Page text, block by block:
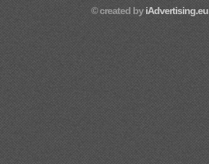
© created byiAdvertising.eu